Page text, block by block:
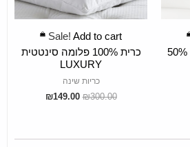
כרית שינה 50% פלומה 50%
Sale! Add to cart
כרית 100% פלומה סינטטית
LUXURY
כריות שינה
₪300.00
₪149.00
ADD TO CART